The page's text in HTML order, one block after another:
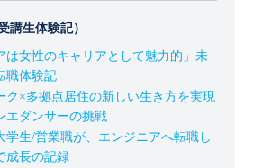
講生体験記）
は女性のキャリアとして魅力的」未
職体験記
ク×多拠点居住の新しい生き方を実現
エダンサーの挑戦
学生/営業職が、エンジニアへ転職し
成長の記録